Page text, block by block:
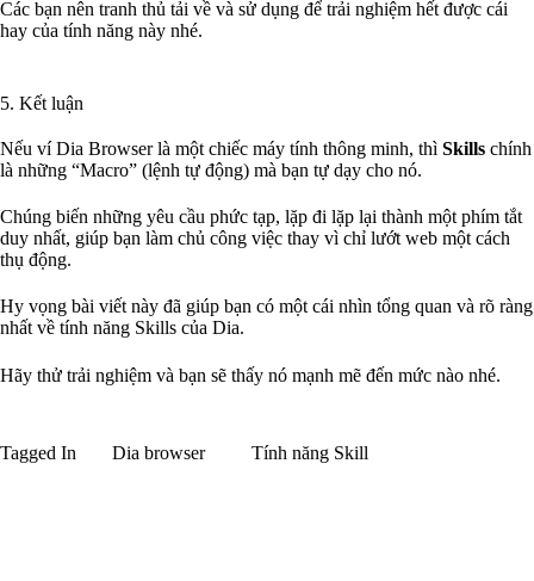
Các bạn nên tranh thủ tải về và sử dụng để trải nghiệm hết được cái
hay của tính năng này nhé.
5. Kết luận
Nếu ví Dia Browser là một chiếc máy tính thông minh, thì Skills chính
là những “Macro” (lệnh tự động) mà bạn tự dạy cho nó.
Chúng biến những yêu cầu phức tạp, lặp đi lặp lại thành một phím tắt
duy nhất, giúp bạn làm chủ công việc thay vì chỉ lướt web một cách
thụ động.
Hy vọng bài viết này đã giúp bạn có một cái nhìn tổng quan và rõ ràng
nhất về tính năng Skills của Dia.
Hãy thử trải nghiệm và bạn sẽ thấy nó mạnh mẽ đến mức nào nhé.
Tagged In Dia browser Tính năng Skill